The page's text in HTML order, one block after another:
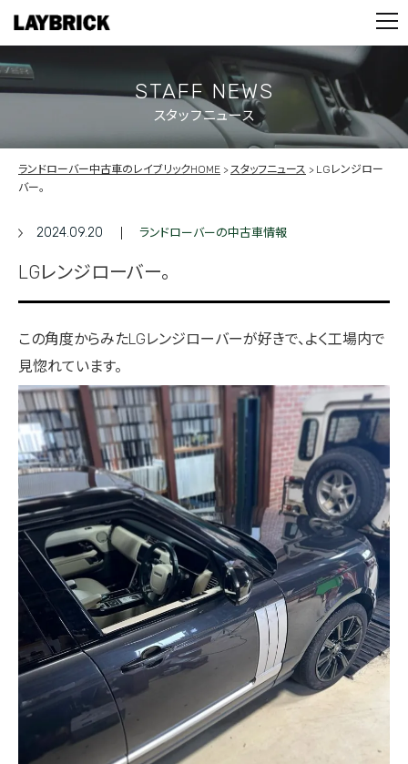
PARTS
CONTACT
PRIVACY POLICY
STAFF NEWS
スタッフニュース
ランドローバー中古車のレイブリックHOME スタッフニュース
LGレンジロー
バー。
2024.09.20 ランドローバーの中古車情報
LGレンジローバー。
この角度からみたLGレンジローバーが好きで、よく工場内で
見惚れています。